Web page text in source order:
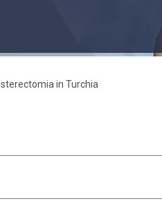
Isterectomia in Turchia